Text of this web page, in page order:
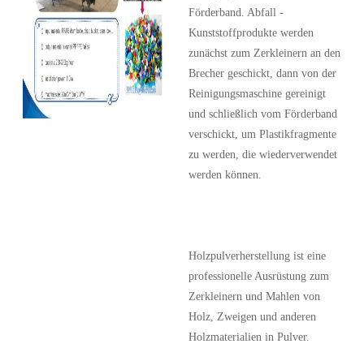
Förderband. Abfall -
Kunststoffprodukte werden
zunächst zum Zerkleinern an den
Brecher geschickt, dann von der
Reinigungsmaschine gereinigt
und schließlich vom Förderband
verschickt, um Plastikfragmente
zu werden, die wiederverwendet
werden können.
Holzpulverherstellung ist eine
professionelle Ausrüstung zum
Zerkleinern und Mahlen von
Holz, Zweigen und anderen
Holzmaterialien in Pulver.